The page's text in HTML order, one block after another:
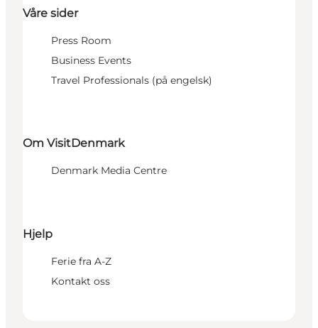
Våre sider
Press Room
Business Events
Travel Professionals (på engelsk)
Om VisitDenmark
Denmark Media Centre
Hjelp
Ferie fra A-Z
Kontakt oss